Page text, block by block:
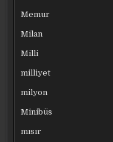
Memur
Milan
Milli
milliyet
milyon
Minibüs
mısır